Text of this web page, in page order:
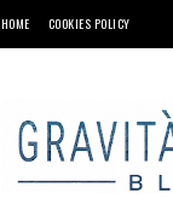
HOME COOKIES POLICY